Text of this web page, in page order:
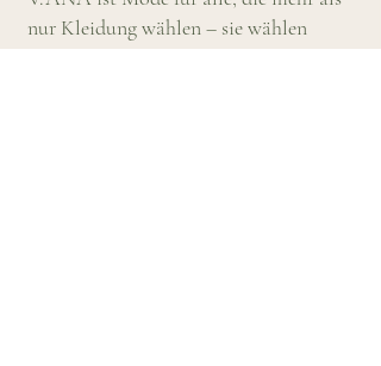
nur Kleidung wählen – sie wählen
persönlichen Stil, bei dem Schönheit,